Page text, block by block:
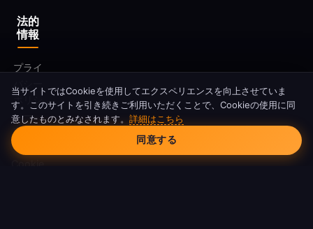
法的
情報
プライ
ポリシ
ー
利用規
Cookie
Cookieの同意
当サイトではCookieを使用してエクスペリエンスを向上させていま
す。このサイトを引き続きご利用いただくことで、Cookieの使用に同
意したものとみなされます。 詳細はこちら
同意する